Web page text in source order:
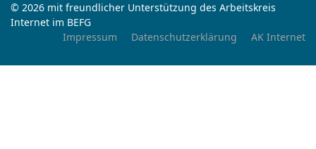
© 2026 mit freundlicher Unterstützung des Arbeitskreis
Internet im BEFG
Impressum
Datenschutzerklärung AK Internet